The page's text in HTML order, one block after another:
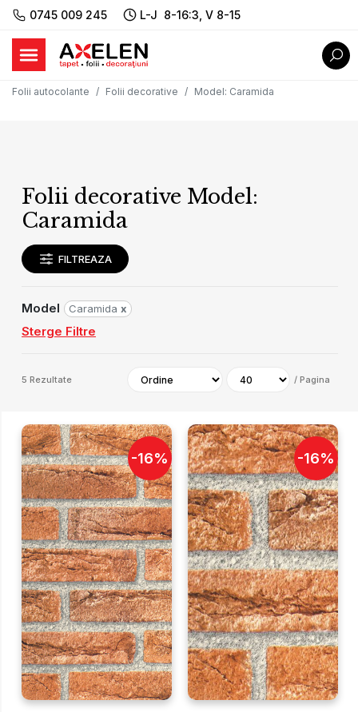
0745 009 245 L-J 8-16:3, V 8-15
Folii autocolante Folii decorative Model: Caramida
Folii decorative Model:
Caramida
FILTREAZA
Model Caramida x
Sterge Filtre
5 Rezultate / Pagina
-16% -16%